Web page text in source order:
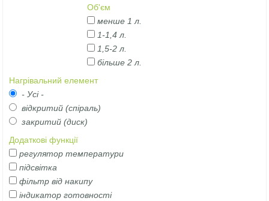
Об'єм
менше 1 л.
1-1,4 л.
1,5-2 л.
більше 2 л.
Нагрівальний елемент
- Усі -
відкритий (спіраль)
закритий (диск)
Додаткові функції
регулятор температури
підсвітка
фільтр від накипу
індикатор готовності